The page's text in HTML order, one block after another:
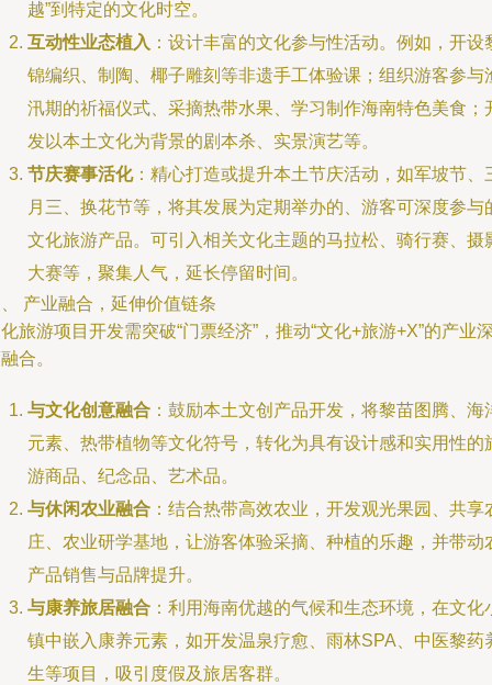
越”到特定的文化时空。
互动性业态植入 ：设计丰富的文化参与性活动。例如，开设
锦编织、制陶、椰子雕刻等非遗手工体验课；组织游客参与
汛期的祈福仪式、采摘热带水果、学习制作海南特色美食；
发以本土文化为背景的剧本杀、实景演艺等。
节庆赛事活化：精心打造或提升本土节庆活动，如军坡节、
月三、换花节等，将其发展为定期举办的、游客可深度参与
文化旅游产品。可引入相关文化主题的马拉松、骑行赛、摄
大赛等，聚集人气，延长停留时间。
产业融合，延伸价值链条
旅游项目开发需突破“门票经济”，推动“文化+旅游+X”的产业
合。
与文化创意融合 ：鼓励本土文创产品开发，将黎苗图腾、海
元素、热带植物等文化符号，转化为具有设计感和实用性的
游商品、纪念品、艺术品。
与休闲农业融合 ：结合热带高效农业，开发观光果园、共享
庄、农业研学基地，让游客体验采摘、种植的乐趣，并带动
产品销售与品牌提升。
与康养旅居融合 ：利用海南优越的气候和生态环境，在文化
镇中嵌入康养元素，如开发温泉疗愈、雨林SPA、中医黎药
生等项目，吸引度假及旅居客群。